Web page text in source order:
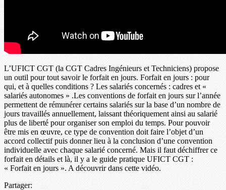
L’UFICT CGT (la CGT Cadres Ingénieurs et Techniciens) propose
un outil pour tout savoir le forfait en jours. Forfait en jours : pour
qui, et à quelles conditions ? Les salariés concernés : cadres et «
salariés autonomes » .Les conventions de forfait en jours sur l’année
permettent de rémunérer certains salariés sur la base d’un nombre de
jours travaillés annuellement, laissant théoriquement ainsi au salarié
plus de liberté pour organiser son emploi du temps. Pour pouvoir
être mis en œuvre, ce type de convention doit faire l’objet d’un
accord collectif puis donner lieu à la conclusion d’une convention
individuelle avec chaque salarié concerné. Mais il faut déchiffrer ce
forfait en détails et là, il y a le guide pratique UFICT CGT :
« Forfait en jours ». A découvrir dans cette vidéo.
Partager: